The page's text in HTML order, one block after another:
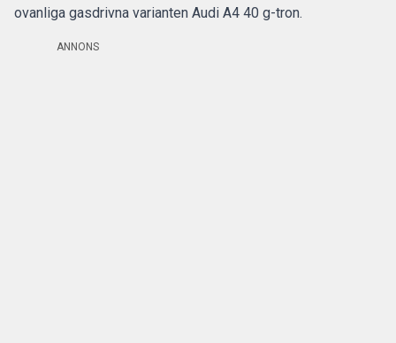
ovanliga gasdrivna varianten Audi A4 40 g-tron.
ANNONS